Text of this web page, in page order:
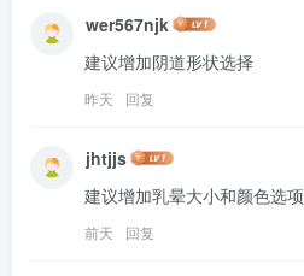
wer567njk
建议增加阴道形状选择
昨天 回复
jhtjjs
建议增加乳晕大小和颜色选项
前天 回复